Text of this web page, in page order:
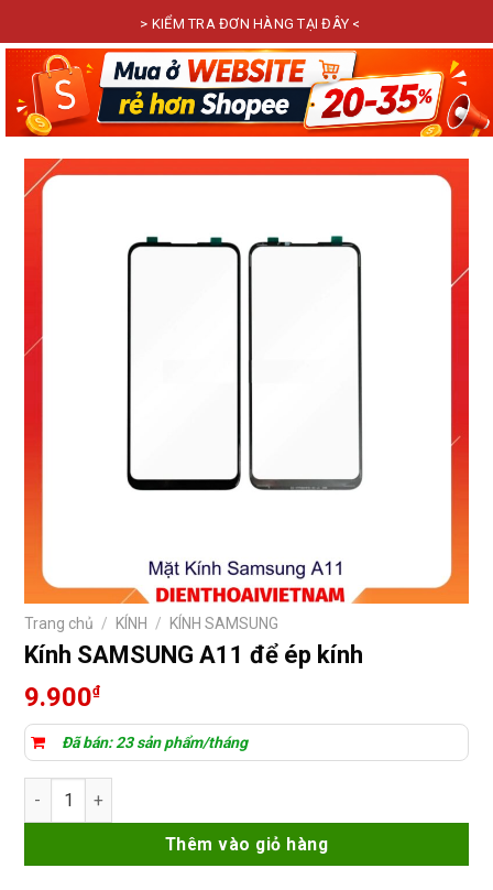
> KIỂM TRA ĐƠN HÀNG TẠI ĐÂY <
Trang chủ / KÍNH / KÍNH SAMSUNG
Kính SAMSUNG A11 để ép kính
9.900₫
Đã bán: 23 sản phẩm/tháng
Kính SAMSUNG A11 để ép kính số lượng
Thêm vào giỏ hàng